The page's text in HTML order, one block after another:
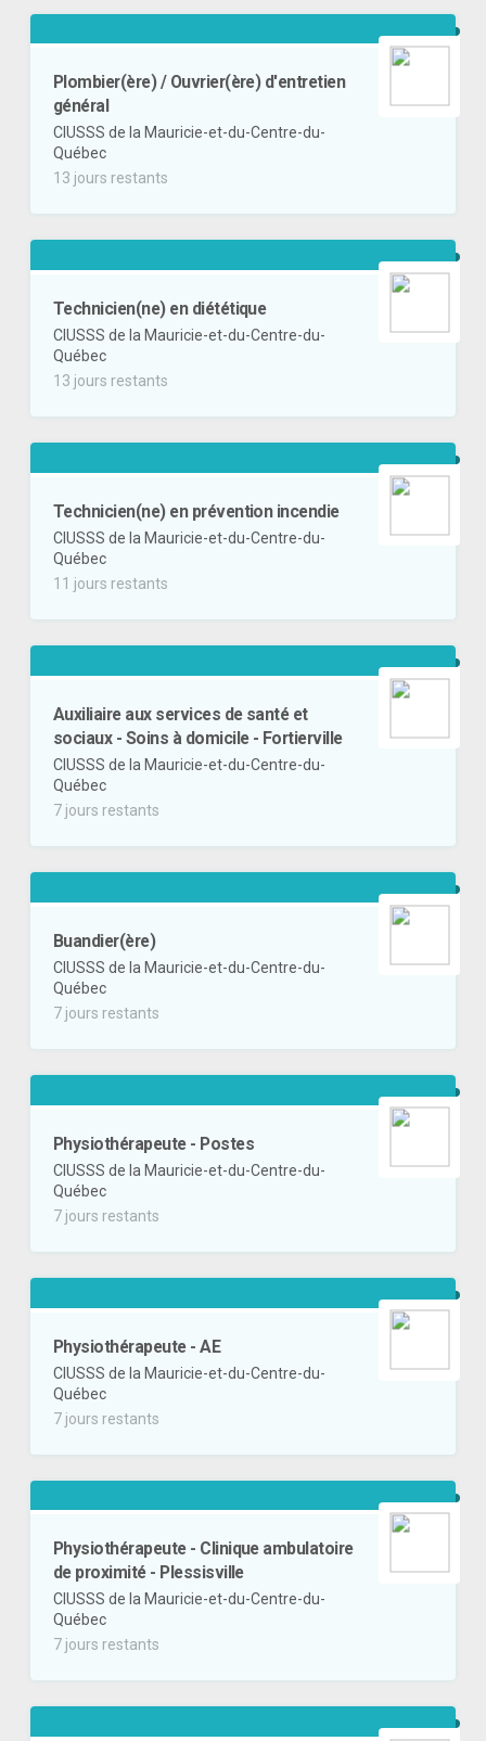
Plombier(ère) / Ouvrier(ère) d'entretien
général
CIUSSS de la Mauricie-et-du-Centre-du-
Québec
13 jours restants
Technicien(ne) en diététique
CIUSSS de la Mauricie-et-du-Centre-du-
Québec
13 jours restants
Technicien(ne) en prévention incendie
CIUSSS de la Mauricie-et-du-Centre-du-
Québec
11 jours restants
Auxiliaire aux services de santé et
sociaux - Soins à domicile - Fortierville
CIUSSS de la Mauricie-et-du-Centre-du-
Québec
7 jours restants
Buandier(ère)
CIUSSS de la Mauricie-et-du-Centre-du-
Québec
7 jours restants
Physiothérapeute - Postes
CIUSSS de la Mauricie-et-du-Centre-du-
Québec
7 jours restants
Physiothérapeute - AE
CIUSSS de la Mauricie-et-du-Centre-du-
Québec
7 jours restants
Physiothérapeute - Clinique ambulatoire
de proximité - Plessisville
CIUSSS de la Mauricie-et-du-Centre-du-
Québec
7 jours restants